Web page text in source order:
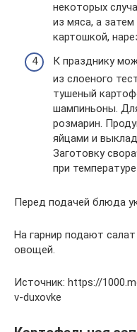
некоторых
из мяса, а
картошкой,
К празднику
из слоеного
тушеный
шампиньоны.
розмарин.
яйцами и
Заготовку
при
Перед подачей блюда
На гарнир подают
овощей.
Источник: https://
v-duxovke